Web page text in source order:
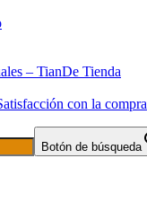
– TianDe Tienda
con la compra
Botón de búsqueda